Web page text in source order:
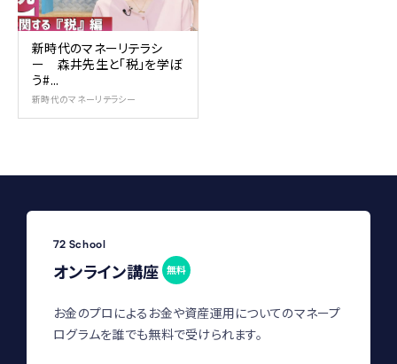
新時代のマネーリテラシ
ー 森井先生と「税」を学ぼ
う#...
新時代のマネーリテラシー
72 School
オンライン講座 無料
お金のプロによるお金や資産運用についてのマネープ
ログラムを誰でも無料で受けられます。